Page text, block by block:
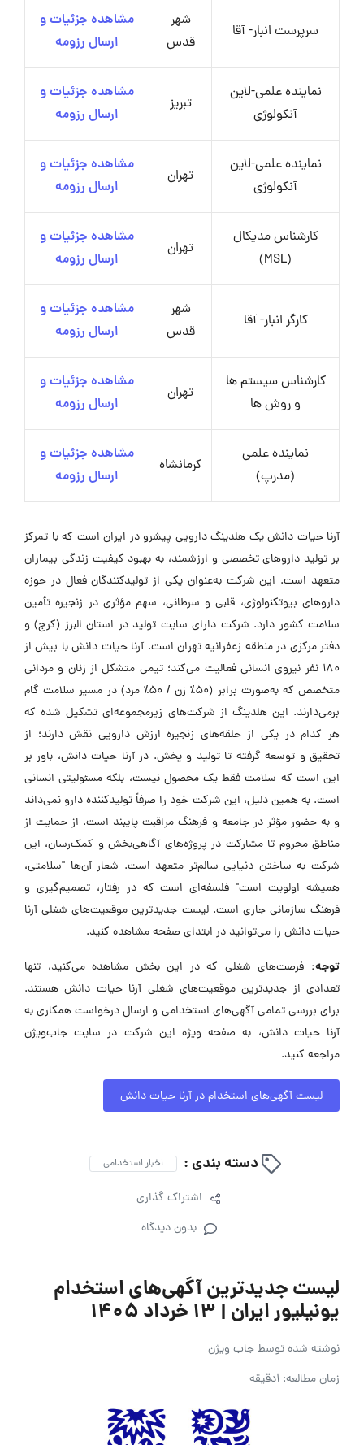
سرپرست انبار- آقا
شهر
قدس
مشاهده جزئیات و
ارسال رزومه
نماینده علمی-لاین
آنکولوژی
تبریز
مشاهده جزئیات و
ارسال رزومه
نماینده علمی-لاین
آنکولوژی
تهران
مشاهده جزئیات و
ارسال رزومه
کارشناس مدیکال
(MSL)
تهران
مشاهده جزئیات و
ارسال رزومه
کارگر انبار- آقا
شهر
قدس
مشاهده جزئیات و
ارسال رزومه
کارشناس سیستم ها
و روش ها
تهران
مشاهده جزئیات و
ارسال رزومه
نماینده علمی
(مدرپ)
کرمانشاه
مشاهده جزئیات و
ارسال رزومه
آرنا حیات دانش یک هلدینگ دارویی پیشرو در ایران است که با تمرکز
بر تولید داروهای تخصصی و ارزشمند، به بهبود کیفیت زندگی بیماران
متعهد است. این شرکت به‌عنوان یکی از تولیدکنندگان فعال در حوزه
داروهای بیوتکنولوژی، قلبی و سرطانی، سهم مؤثری در زنجیره تأمین
سلامت کشور دارد. شرکت دارای سایت تولید در استان البرز (کرج) و
دفتر مرکزی در منطقه زعفرانیه تهران است. آرنا حیات دانش با بیش از
180 نفر نیروی انسانی فعالیت می‌کند؛ تیمی متشکل از زنان و مردانی
متخصص که به‌صورت برابر (50٪ زن / 50٪ مرد) در مسیر سلامت گام
برمی‌دارند. این هلدینگ از شرکت‌های زیرمجموعه‌ای تشکیل شده که
هر کدام در یکی از حلقه‌های زنجیره ارزش دارویی نقش دارند؛ از
تحقیق و توسعه گرفته تا تولید و پخش. در آرنا حیات دانش، باور بر
این است که سلامت فقط یک محصول نیست، بلکه مسئولیتی انسانی
است. به همین دلیل، این شرکت خود را صرفاً تولیدکننده دارو نمی‌داند
و به حضور مؤثر در جامعه و فرهنگ مراقبت پایبند است. از حمایت از
مناطق محروم تا مشارکت در پروژه‌های آگاهی‌بخش و کمک‌رسان، این
شرکت به ساختن دنیایی سالم‌تر متعهد است. شعار آن‌ها "سلامتی،
همیشه اولویت است" فلسفه‌ای است که در رفتار، تصمیم‌گیری و
فرهنگ سازمانی جاری است. لیست جدیدترین موقعیت‌های شغلی آرنا
حیات دانش را می‌توانید در ابتدای صفحه مشاهده کنید.
توجه: فرصت‌های شغلی که در این بخش مشاهده می‌کنید، تنها
تعدادی از جدیدترین موقعیت‌های شغلی آرنا حیات دانش هستند.
برای بررسی تمامی آگهی‌های استخدامی و ارسال درخواست همکاری به
آرنا حیات دانش، به صفحه ویژه این شرکت در سایت جاب‌ویژن
مراجعه کنید.
لیست آگهی‌های استخدام در آرنا حیات دانش
دسته بندی : اخبار استخدامی
اشتراک گذاری
بدون دیدگاه
لیست جدیدترین آگهی‌های استخدام
یونیلیور ایران | ۱۳ خرداد ۱۴۰۵
نوشته شده توسطجاب ویژن
زمان مطالعه: 1دقیقه